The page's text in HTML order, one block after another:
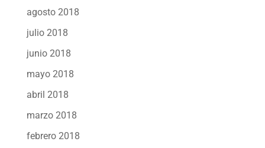
agosto 2018
julio 2018
junio 2018
mayo 2018
abril 2018
marzo 2018
febrero 2018